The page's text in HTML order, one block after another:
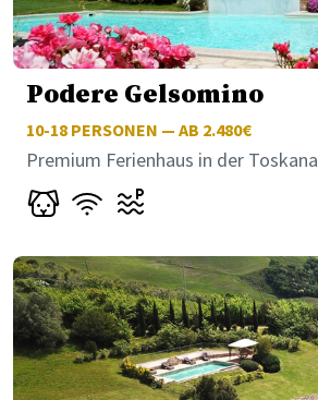
Podere Gelsomino
10-18 PERSONEN — AB 2.480€
Premium Ferienhaus in der Toskana